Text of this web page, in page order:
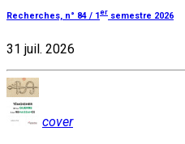
Recherches, n° 84 / 1er semestre 2026
31 juil. 2026
cover